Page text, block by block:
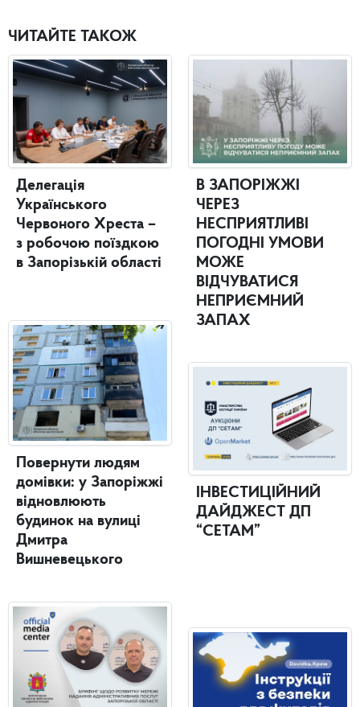
ЧИТАЙТЕ ТАКОЖ
Делегація
Українського
Червоного Хреста –
з робочою поїздкою
в Запорізькій області
Повернути людям
домівки: у Запоріжжі
відновлюють
будинок на вулиці
Дмитра
Вишневецького
В ЗАПОРІЖЖІ
ЧЕРЕЗ
НЕСПРИЯТЛИВІ
ПОГОДНІ УМОВИ
МОЖЕ
ВІДЧУВАТИСЯ
НЕПРИЄМНИЙ
ЗАПАХ
ІНВЕСТИЦІЙНИЙ
ДАЙДЖЕСТ ДП
“СЕТАМ”